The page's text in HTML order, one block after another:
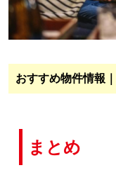
おすすめ物件情報｜
まとめ